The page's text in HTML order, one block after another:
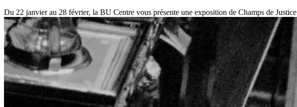
Du 22 janvier au 28 février, la BU Centre vous présente une exposition de Champs de Justice